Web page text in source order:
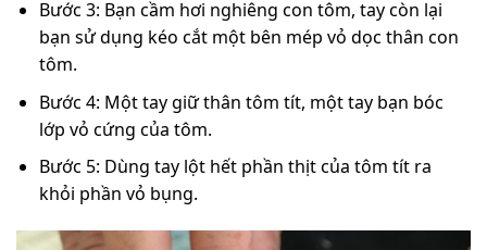
Bước 3: Bạn cầm hơi nghiêng con tôm, tay còn lại
bạn sử dụng kéo cắt một bên mép vỏ dọc thân con
tôm.
Bước 4: Một tay giữ thân tôm tít, một tay bạn bóc
lớp vỏ cứng của tôm.
Bước 5: Dùng tay lột hết phần thịt của tôm tít ra
khỏi phần vỏ bụng.